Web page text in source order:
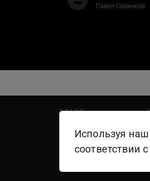
Павел Савинков
START
Используя
соответствии